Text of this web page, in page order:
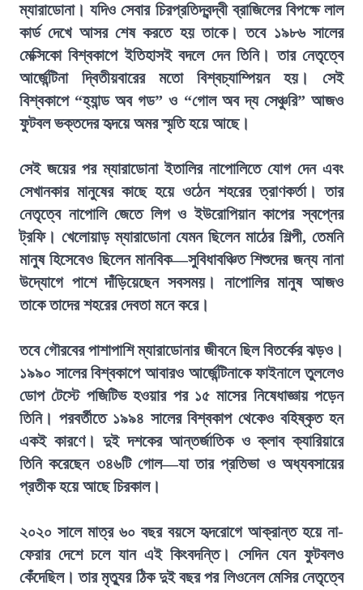
ম্যারাডোনা। যদিও সেবার চিরপ্রতিদ্বন্দ্বী ব্রাজিলের বিপক্ষে লাল
কার্ড দেখে আসর শেষ করতে হয় তাকে। তবে ১৯৮৬ সালের
মেক্সিকো বিশ্বকাপে ইতিহাসই বদলে দেন তিনি। তার নেতৃত্বে
আর্জেন্টিনা দ্বিতীয়বারের মতো বিশ্বচ্যাম্পিয়ন হয়। সেই
বিশ্বকাপে “হ্যান্ড অব গড” ও “গোল অব দ্য সেঞ্চুরি” আজও
ফুটবল ভক্তদের হৃদয়ে অমর স্মৃতি হয়ে আছে।
সেই জয়ের পর ম্যারাডোনা ইতালির নাপোলিতে যোগ দেন এবং
সেখানকার মানুষের কাছে হয়ে ওঠেন শহরের ত্রাণকর্তা। তার
নেতৃত্বে নাপোলি জেতে লিগ ও ইউরোপিয়ান কাপের স্বপ্নের
ট্রফি। খেলোয়াড় ম্যারাডোনা যেমন ছিলেন মাঠের শিল্পী, তেমনি
মানুষ হিসেবেও ছিলেন মানবিক—সুবিধাবঞ্চিত শিশুদের জন্য নানা
উদ্যোগে পাশে দাঁড়িয়েছেন সবসময়। নাপোলির মানুষ আজও
তাকে তাদের শহরের দেবতা মনে করে।
তবে গৌরবের পাশাপাশি ম্যারাডোনার জীবনে ছিল বিতর্কের ঝড়ও।
১৯৯০ সালের বিশ্বকাপে আবারও আর্জেন্টিনাকে ফাইনালে তুললেও
ডোপ টেস্টে পজিটিভ হওয়ার পর ১৫ মাসের নিষেধাজ্ঞায় পড়েন
তিনি। পরবর্তীতে ১৯৯৪ সালের বিশ্বকাপ থেকেও বহিষ্কৃত হন
একই কারণে। দুই দশকের আন্তর্জাতিক ও ক্লাব ক্যারিয়ারে
তিনি করেছেন ৩৪৬টি গোল—যা তার প্রতিভা ও অধ্যবসায়ের
প্রতীক হয়ে আছে চিরকাল।
২০২০ সালে মাত্র ৬০ বছর বয়সে হৃদরোগে আক্রান্ত হয়ে না-
ফেরার দেশে চলে যান এই কিংবদন্তি। সেদিন যেন ফুটবলও
কেঁদেছিল। তার মৃত্যুর ঠিক দুই বছর পর লিওনেল মেসির নেতৃত্বে